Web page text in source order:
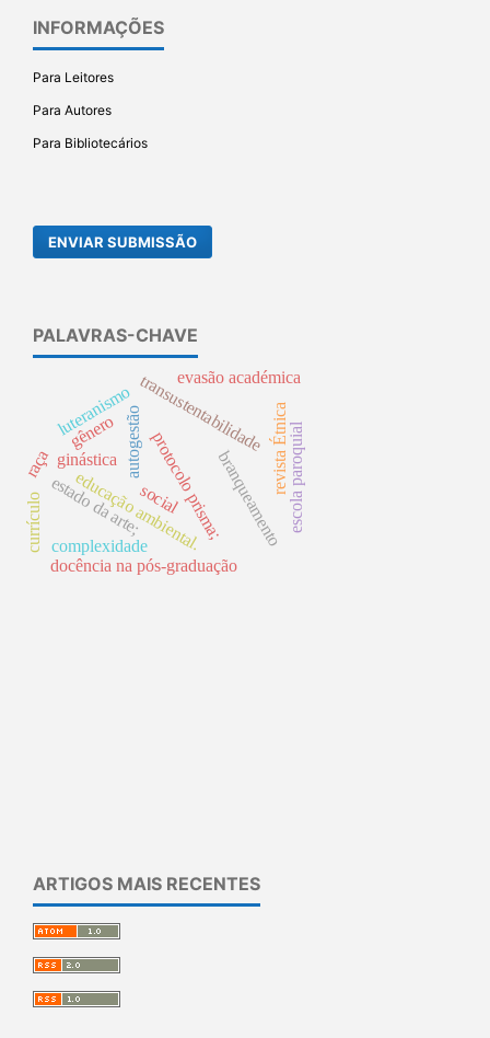
INFORMAÇÕES
Para Leitores
Para Autores
Para Bibliotecários
ENVIAR SUBMISSÃO
PALAVRAS-CHAVE
estado da arte;protocolo prisma;
educação ambiental.
autogestãotransustentabilidade
complexidade
docência na pós-graduação
revista Étnicaescola paroquial
luteranismo
evasão académica
branqueamento
ginástica
gênero
raça
social
currículo
ARTIGOS MAIS RECENTES